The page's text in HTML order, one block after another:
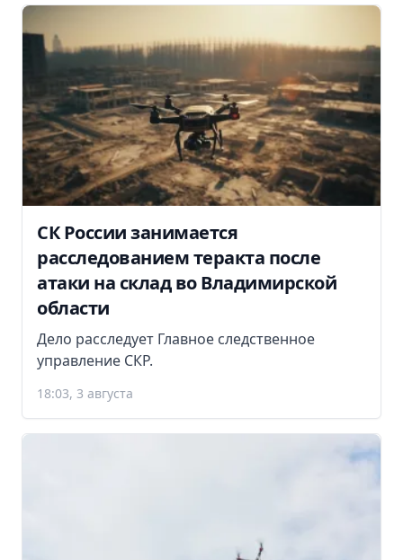
СК России занимается
расследованием теракта после
атаки на склад во Владимирской
области
Дело расследует Главное следственное
управление СКР.
18:03, 3 августа